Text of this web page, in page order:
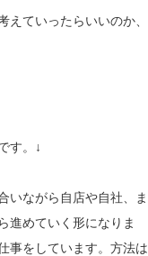
えていったらいいのか、
す。↓
いながら自店や自社、ま
進めていく形になりま
事をしています。方法は